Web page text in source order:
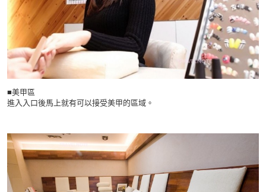
■美甲區
進入入口後馬上就有可以接受美甲的區域。